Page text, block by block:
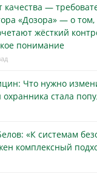
—
«Дозора» — о том,
жёсткий
понимание
Что нужно
охранника стала
«К системам
комплексный